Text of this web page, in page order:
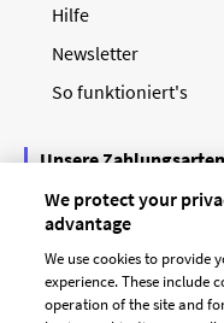
Hilfe
Newsletter
So funktioniert's
Unsere Zahlungsarten
We protect your
advantage
We use cookies to provide
experience. These include
operation of the site and